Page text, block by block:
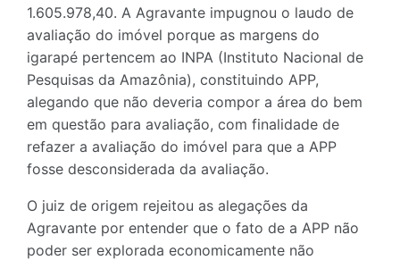
1.605.978,40. A Agravante impugnou o laudo de
avaliação do imóvel porque as margens do
igarapé pertencem ao INPA (Instituto Nacional de
Pesquisas da Amazônia), constituindo APP,
alegando que não deveria compor a área do bem
em questão para avaliação, com finalidade de
refazer a avaliação do imóvel para que a APP
fosse desconsiderada da avaliação.
O juiz de origem rejeitou as alegações da
Agravante por entender que o fato de a APP não
poder ser explorada economicamente não